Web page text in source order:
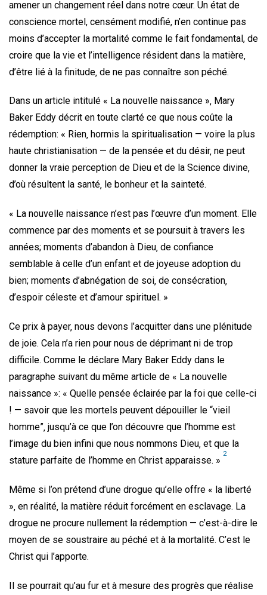
amener un changement réel dans notre cœur. Un état de
conscience mortel, censément modifié, n’en continue pas
moins d’accepter la mortalité comme le fait fondamental, de
croire que la vie et l’intelligence résident dans la matière‚
d’être lié à la finitude‚ de ne pas connaître son péché.
Dans un article intitulé « La nouvelle naissance »‚ Mary
Baker Eddy décrit en toute clarté ce que nous coûte la
rédemption: « Rien‚ hormis la spiritualisation — voire la plus
haute christianisation — de la pensée et du désir‚ ne peut
donner la vraie perception de Dieu et de la Science divine‚
d’où résultent la santé‚ le bonheur et la sainteté.
« La nouvelle naissance n’est pas l’œuvre d’un moment. Elle
commence par des moments et se poursuit à travers les
années; moments d’abandon à Dieu‚ de confiance
semblable à celle d’un enfant et de joyeuse adoption du
bien; moments d’abnégation de soi‚ de consécration‚
d’espoir céleste et d’amour spirituel. »
Ce prix à payer‚ nous devons l’acquitter dans une plénitude
de joie. Cela n’a rien pour nous de déprimant ni de trop
difficile. Comme le déclare Mary Baker Eddy dans le
paragraphe suivant du même article de « La nouvelle
naissance »: « Quelle pensée éclairée par la foi que celle-ci
! — savoir que les mortels peuvent dépouiller le “vieil
homme”‚ jusqu’à ce que l’on découvre que l’homme est
l’image du bien infini que nous nommons Dieu‚ et que la
stature parfaite de l’homme en Christ apparaisse. »
2
Même si l’on prétend d’une drogue qu’elle offre « la liberté
»‚ en réalité‚ la matière réduit forcément en esclavage. La
drogue ne procure nullement la rédemption — c’est-à-dire le
moyen de se soustraire au péché et à la mortalité. C’est le
Christ qui l’apporte.
Il se pourrait qu’au fur et à mesure des progrès que réalise